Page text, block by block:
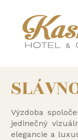
Výzdoba
jedinečný
elegancie a